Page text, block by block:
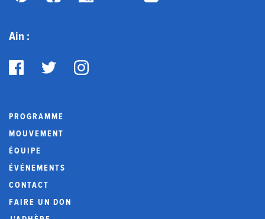
Ain :
PROGRAMME
MOUVEMENT
ÉQUIPE
ÉVÉNEMENTS
CONTACT
FAIRE UN DON